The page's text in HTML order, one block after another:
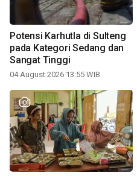
Potensi Karhutla di Sulteng
pada Kategori Sedang dan
Sangat Tinggi
04 August 2026 13:55 WIB